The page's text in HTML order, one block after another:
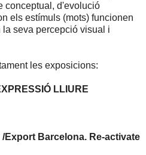
conceptual, d'evolució
els estímuls (mots) funcionen
seva percepció visual i
les exposicions:
LLIURE
Export Barcelona. Re-activate